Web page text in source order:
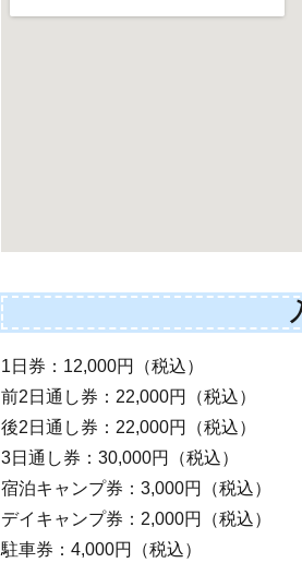
1日券：12,000円（税込）
前2日通し券：22,000円（税込）
後2日通し券：22,000円（税込）
3日通し券：30,000円（税込）
宿泊キャンプ券：3,000円（税込）
デイキャンプ券：2,000円（税込）
駐車券：4,000円（税込）